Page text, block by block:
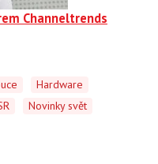
Channeltrends
Hardware
Novinky svět